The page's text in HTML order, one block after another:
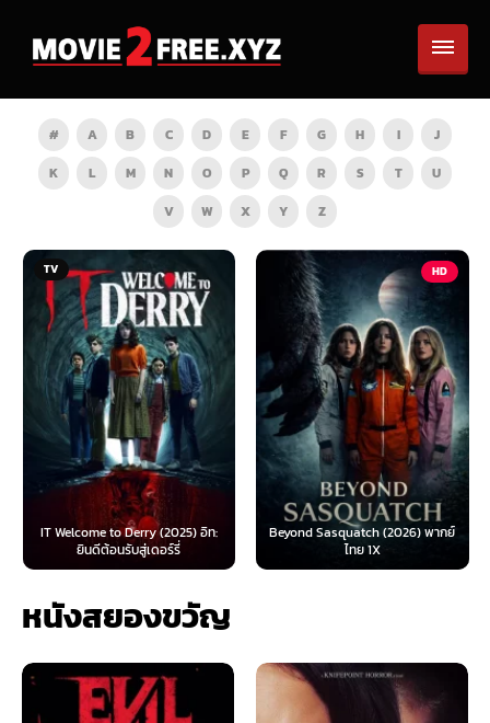
# A B C D E F G H I
J
K
L M N O P Q R S T
U
V
W X Y Z
TV
IT Welcome to Derry (2025) อิท:
ยินดีต้อนรับสู่เดอร์รี่
HD
Beyond Sasquatch (2026) พากย์
ไทย 1X
หนังสยองขวัญ